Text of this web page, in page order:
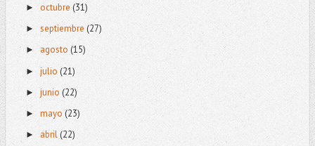
► octubre (31)
► septiembre (27)
► agosto (15)
► julio (21)
► junio (22)
► mayo (23)
► abril(22)